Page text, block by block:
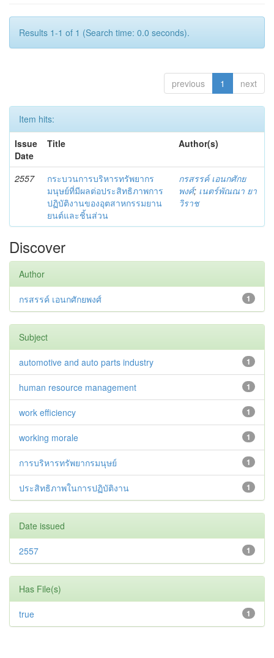
Results 1-1 of 1 (Search time: 0.0 seconds).
previous 1 next
Item hits:
Issue
Date
Title Author(s)
2557
กระบวนการบริหารทรัพยากร
มนุษย์ที่มีผลต่อประสิทธิภาพการ
ปฏิบัติงานของอุตสาหกรรมยาน
ยนต์และชิ้นส่วน
กรสรรค์ เอนกศักย
พงศ์; เนตร์พัณณา ยา
วิราช
Discover
Author
1
กรสรรค์ เอนกศักยพงศ์
Subject
1
automotive and auto parts industry
1
human resource management
1
work efficiency
1
working morale
1
การบริหารทรัพยากรมนุษย์
1
ประสิทธิภาพในการปฏิบัติงาน
Date issued
1
2557
Has File(s)
1
true